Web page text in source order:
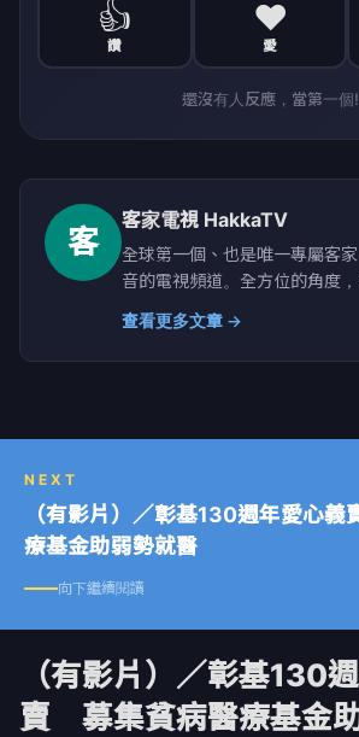
👍
讚
❤️
愛
還沒有人反應，當第一個!
客
客家電視 HakkaTV
全球第一個、也是唯一專屬客
音的電視頻道。全方位的角度
文化及語言，要給你最好看的
台：www.hakkatv.org.tw｜歡
列：www.facebook.com/
查看更多文章 →
NEXT
（有影片）／彰基130週年愛心
療基金助弱勢就醫
向下繼續閱讀
（有影片）／彰基130
賣 募集貧病醫療基金